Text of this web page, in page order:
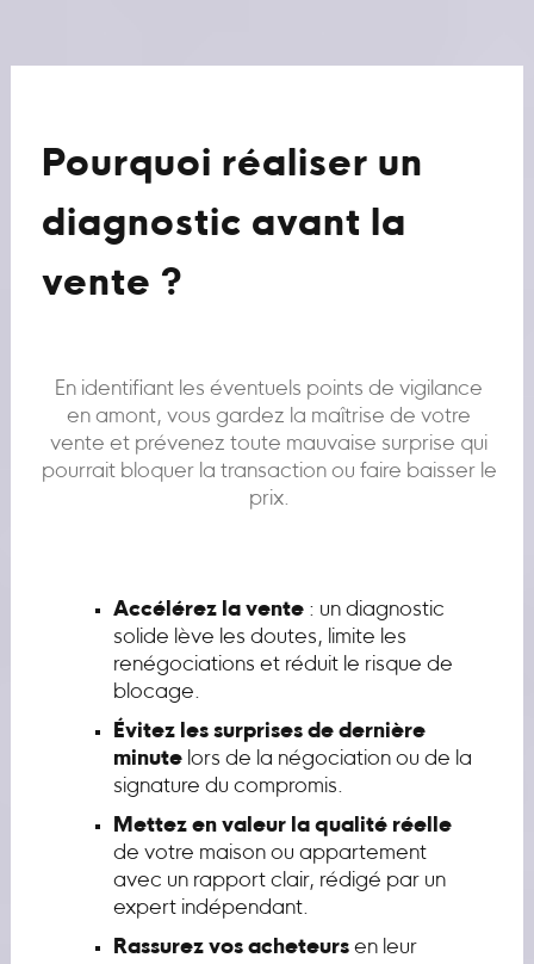
Pourquoi réaliser un
diagnostic avant la
vente ?
En identifiant les éventuels points de vigilance
en amont, vous gardez la maîtrise de votre
vente et prévenez toute mauvaise surprise qui
pourrait bloquer la transaction ou faire baisser le
prix.
Accélérez la vente: un diagnostic
solide lève les doutes, limite les
renégociations et réduit le risque de
blocage.
Évitez les surprises de dernière
minutelors de la négociation ou de la
signature du compromis.
Mettez en valeur la qualité réelle
de votre maison ou appartement
avec un rapport clair, rédigé par un
expert indépendant.
Rassurez vos acheteursen leur